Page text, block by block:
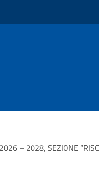
– 2028, SEZIONE